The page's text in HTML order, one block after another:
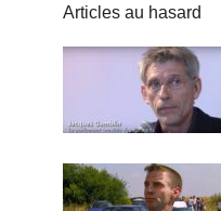
Articles au hasard